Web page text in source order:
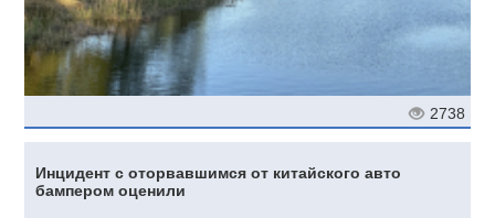
2738
Инцидент с оторвавшимся от китайского авто
бампером оценили